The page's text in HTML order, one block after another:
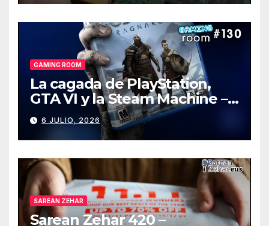
GAMING ROOM
La cagada de PlayStation,
GTA VI y la Steam Machine –
Gaming Room #130
6 JULIO, 2026
SAREAN ZEHAR
Sarean Zehar 420 –